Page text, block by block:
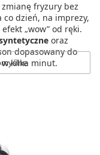
fryzury bez
dzień, na imprezy,
„wow” od ręki.
oraz
dopasowany do
kilka minut.